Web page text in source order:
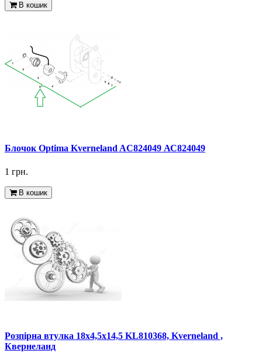
В кошик
Блочок Optima Kverneland AC824049 АС824049
1 грн.
В кошик
Розпірна втулка 18x4,5x14,5 KL810368, Kverneland ,
Квернеланд